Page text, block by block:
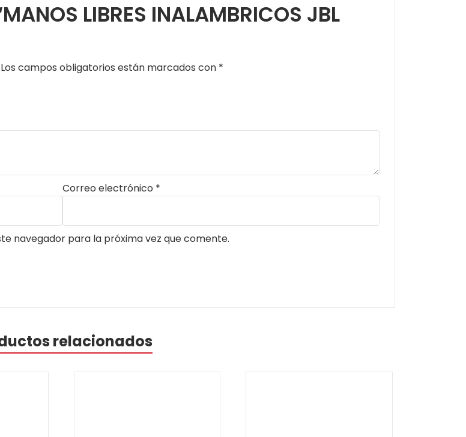
LIBRES INALAMBRICOS JBL
Los campos obligatorios están marcados con *
Correo electrónico *
navegador para la próxima vez que comente.
relacionados